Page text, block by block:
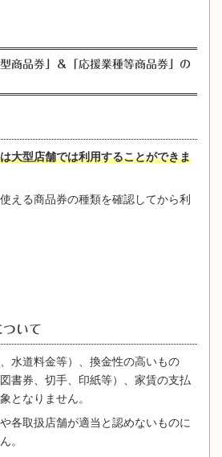
商品券」＆「応援業種等商品券」の
大型店舗では利用することができま
える商品券の種類を確認してから利
いて
水道料金等）、換金性の高いもの
書券、切手、印紙等）、家賃の支払
となりません。
各取扱店舗が適当と認めないものに
。